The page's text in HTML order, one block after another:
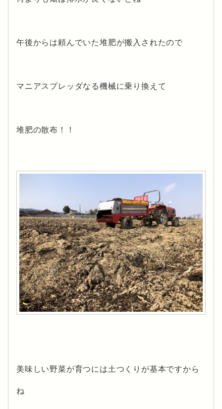
午後からは頼んでいた堆肥が搬入されたので
マニアスプレッダなる機械に乗り換えて
堆肥の散布！！
美味しい野菜が育つには土つくりが基本ですから
ね